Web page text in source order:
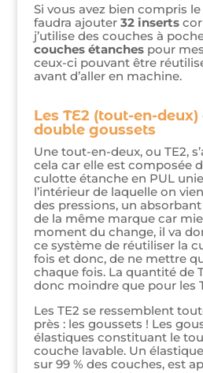
Si vous avez bien compris
faudra ajouter 32 inserts
j’utilise des couches à
couches étanchespour
ceux-ci pouvant être
avant d’aller en machine.
Les TE2 (tout-en-
double goussets
Une tout-en-deux, ou TE2,
cela car elle est composée
culotte étanche en PUL
l’intérieur de laquelle on
des pressions, un
de la même marque car
moment du change, il va
ce système de réutiliser la
fois et donc, de ne mettre
chaque fois. La quantité de
donc moindre que pour les
Les TE2 se ressemblent
près : les goussets ! Les
élastiques constituant le
couche lavable. Un
sur 99 % des couches, est